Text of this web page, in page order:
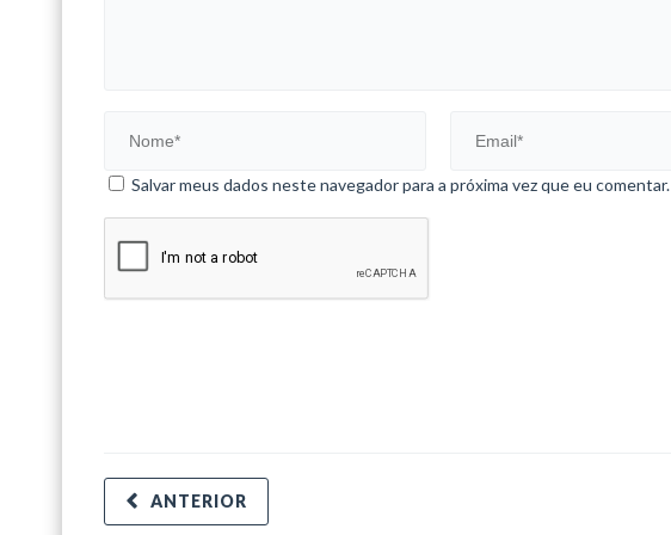
Salvar meus dados neste navegador para a próxima vez que eu comentar.
ANTERIOR